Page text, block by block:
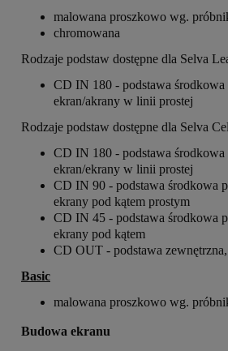
malowana proszkowo wg.
chromowana
Rodzaje podstaw dostępne dla Selva
CD IN 180 - podstawa środkowa
ekran/akrany w linii prostej
Rodzaje podstaw dostępne dla Selva
CD IN 180 - podstawa środkowa
ekran/ekrany w linii prostej
CD IN 90 - podstawa środkowa
ekrany pod kątem prostym
CD IN 45 - podstawa środkowa
ekrany pod kątem
CD OUT - podstawa
Basic
malowana proszkowo wg.
Budowa ekranu